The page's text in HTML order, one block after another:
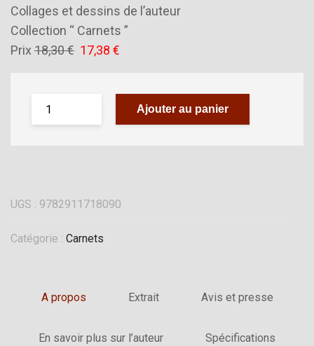
Collages et dessins de l’auteur
Collection “ Carnets ”
Prix18,30 € 17,38 €
Ajouter au panier
UGS : 9782911718090
Catégorie : Carnets
A propos Extrait Avis et presse
En savoir plus sur l’auteur Spécifications